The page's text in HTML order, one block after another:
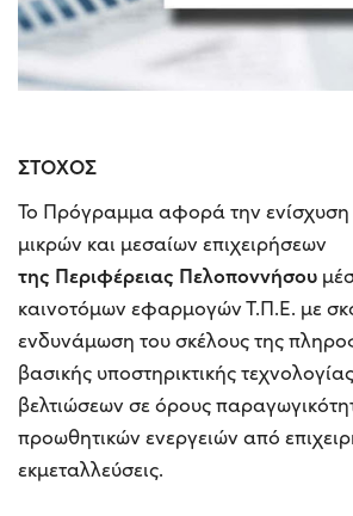
ΣΤΟΧΟΣ
Το Πρόγραμμα αφορά την ενίσχυση
μικρών και μεσαίων επιχειρήσεων
της Περιφέρειας Πελοποννήσου
καινοτόμων εφαρμογών Τ.Π.Ε. με
ενδυνάμωση του σκέλους της
βασικής υποστηρικτικής
βελτιώσεων σε όρους
προωθητικών ενεργειών από
εκμεταλλεύσεις.